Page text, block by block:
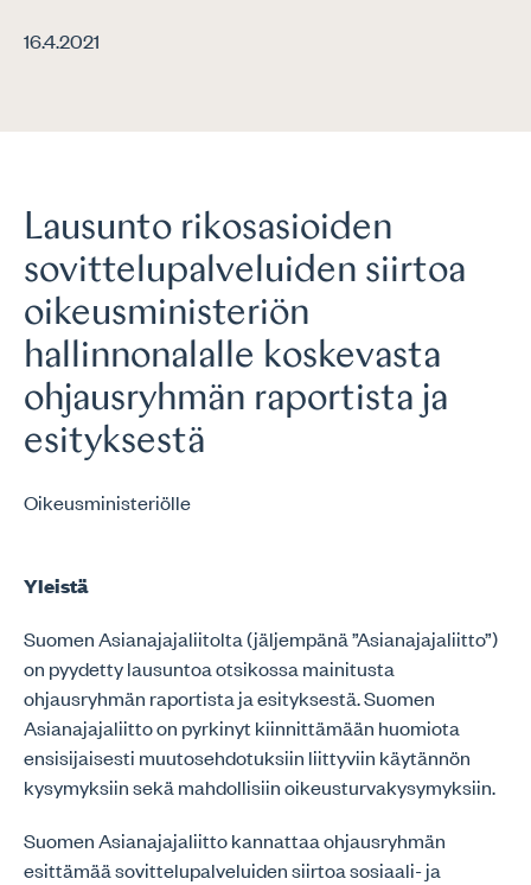
16.4.2021
Lausunto rikosasioiden
sovittelupalveluiden siirtoa
oikeusministeriön
hallinnonalalle koskevasta
ohjausryhmän raportista ja
esityksestä
Oikeusministeriölle
Yleistä
Suomen Asianajajaliitolta (jäljempänä ”Asianajajaliitto”)
on pyydetty lausuntoa otsikossa mainitusta
ohjausryhmän raportista ja esityksestä. Suomen
Asianajajaliitto on pyrkinyt kiinnittämään huomiota
ensisijaisesti muutosehdotuksiin liittyviin käytännön
kysymyksiin sekä mahdollisiin oikeusturvakysymyksiin.
Suomen Asianajajaliitto kannattaa ohjausryhmän
esittämää sovittelupalveluiden siirtoa sosiaali- ja